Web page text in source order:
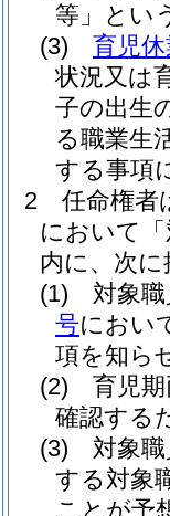
等」とい
(3)
育児
状況又は
子の出生
る職業生
する事項
2
任命権者
において
内に、次
(1)
対象
号におい
項を知ら
(2)
育児
確認する
(3)
対象
する対象
ことが予